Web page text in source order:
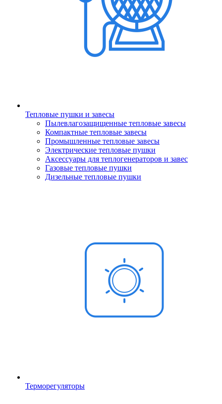
Тепловые пушки и завесы
Пылевлагозащищенные тепловые завесы
Компактные тепловые завесы
Промышленные тепловые завесы
Электрические тепловые пушки
Аксессуары для теплогенераторов и завес
Газовые тепловые пушки
Дизельные тепловые пушки
Терморегуляторы